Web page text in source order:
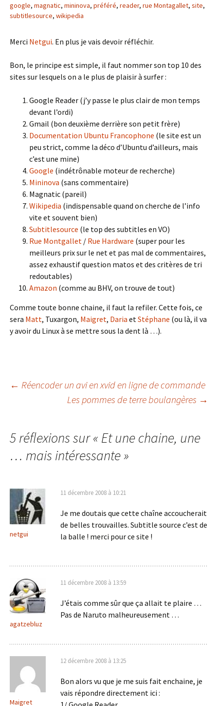
google, magnatic, mininova, préféré, reader, rue Montagallet, site,
subtitlesource, wikipedia
Merci Netgui. En plus je vais devoir réfléchir.
Bon, le principe est simple, il faut nommer son top 10 des
sites sur lesquels on a le plus de plaisir à surfer :
Google Reader (j’y passe le plus clair de mon temps
devant l’ordi)
Gmail (bon deuxième derrière son petit frère)
Documentation Ubuntu Francophone (le site est un
peu strict, comme la déco d’Ubuntu d’ailleurs, mais
c’est une mine)
Google (indétrônable moteur de recherche)
Mininova (sans commentaire)
Magnatic (pareil)
Wikipedia (indispensable quand on cherche de l’info
vite et souvent bien)
Subtitlesource (le top des subtitles en VO)
Rue Montgallet / Rue Hardware (super pour les
meilleurs prix sur le net et pas mal de commentaires,
assez exhaustif question matos et des critères de tri
redoutables)
Amazon (comme au BHV, on trouve de tout)
Comme toute bonne chaine, il faut la refiler. Cette fois, ce
sera Matt, Tuxargon, Maigret, Daria etStéphane (ou là, il va
y avoir du Linux à se mettre sous la dent là …).
Navigation
articles
← Réencoder un avi en xvid en ligne de commande
Les pommes de terre boulangères →
5 réflexions sur « Et une chaine, une
… mais intéressante»
netgui
11 décembre 2008 à 10:21
Je me doutais que cette chaîne accoucherait
de belles trouvailles. Subtitle source c’est de
la balle ! merci pour ce site !
agatzebluz
11 décembre 2008 à 13:59
J’étais comme sûr que ça allait te plaire …
Pas de Naruto malheureusement …
Maigret
12 décembre 2008 à 13:25
Bon alors vu que je me suis fait enchaine, je
vais répondre directement ici :